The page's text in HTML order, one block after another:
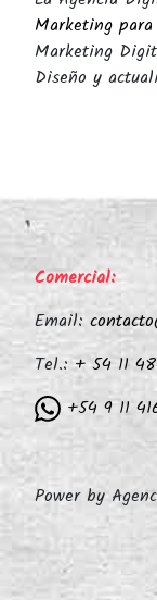
Marketing
Marketing
Diseño y
Comercial:
Email:
Tel.:+ 54 11
+54 9 11
Power by